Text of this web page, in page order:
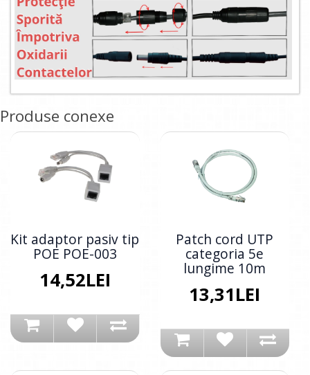
Produse conexe
Kit adaptor pasiv tip
POE POE-003
14,52LEI
Patch cord UTP
categoria 5e
lungime 10m
13,31LEI